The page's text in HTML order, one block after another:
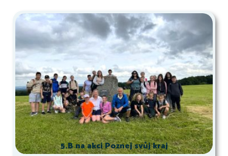
5.B na akci Poznej svůj kraj